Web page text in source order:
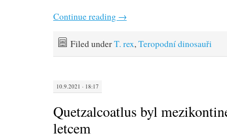
Continue reading →
Filed underT. rex, Teropodní dinosauři
10.9.2021 · 18:17
Quetzalcoatlus byl
letcem